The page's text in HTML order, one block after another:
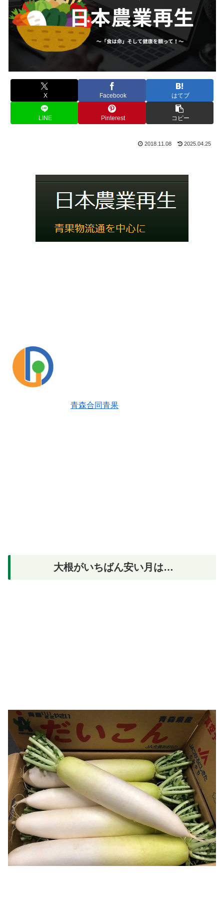
X Facebook はてブ
LINE Pinterest コピー
2018.11.08 2025.04.25
青森合同青果
大根がいちばん安い月は…